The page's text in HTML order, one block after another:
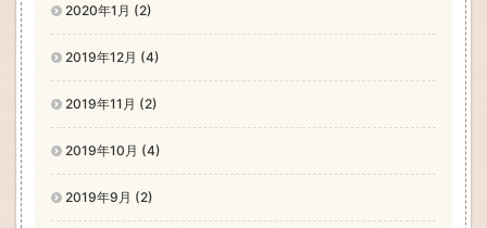
2020年1月 (2)
2019年12月 (4)
2019年11月 (2)
2019年10月 (4)
2019年9月 (2)